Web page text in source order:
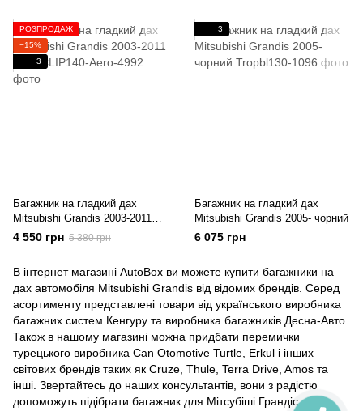
РОЗПРОДАЖ
−15%
3
Багажник на гладкий дах
Mitsubishi Grandis 2003-2011
Aero
4 550 грн 5 380 грн
3
Багажник на гладкий дах
Mitsubishi Grandis 2005- чорний
6 075 грн
В інтернет магазині AutoBox ви можете купити багажники на
дах автомобіля Mitsubishi Grandis від відомих брендів. Серед
асортименту представлені товари від українського виробника
багажних систем Кенгуру та виробника багажників Десна-Авто.
Також в нашому магазині можна придбати перемички
турецького виробника Can Otomotive Turtle, Erkul і інших
світових брендів таких як Cruze, Thule, Terra Drive, Amos та
інші. Звертайтесь до наших консультантів, вони з радістю
допоможуть підібрати багажник для Мітсубіші Грандіс для